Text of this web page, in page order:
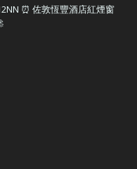
⏰ 佐敦恆豐酒店紅煙窗